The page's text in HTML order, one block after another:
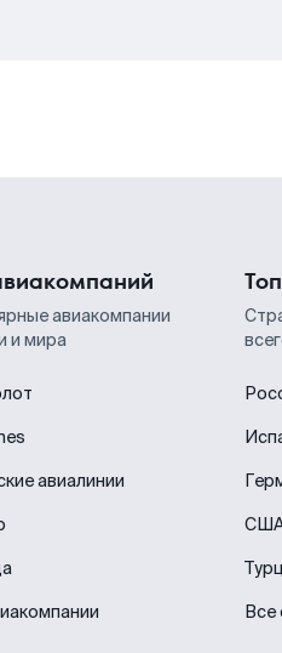
авиакомпании
и мира
авиалинии
Все